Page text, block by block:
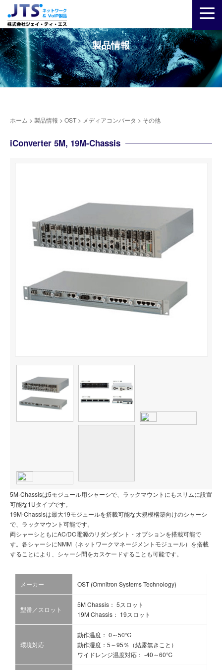
製品情報
ホーム > 製品情報 > OST > メディアコンバータ > その他
iConverter 5M, 19M-Chassis
5M-Chassisは5モジュール用シャーシで、ラックマウントにもスリムに設置
可能な1Uタイプです。
19M-Chassisは最大19モジュールを搭載可能な大規模構築向けのシャーシ
で、ラックマウント可能です。
両シャーシともにAC/DC電源のリダンダント・オプションを搭載可能で
す。各シャーシにNMM（ネットワークマネージメントモジュール）を搭載
することにより、シャーシ間をカスケードすることも可能です。
メーカー OST (Omnitron Systems Technology)
型番／スロット
5M Chassis： 5スロット
19M Chassis： 19スロット
環境対応
動作温度： 0～50℃
動作湿度：5～95％（結露無きこと）
ワイドレンジ温度対応： -40～60℃